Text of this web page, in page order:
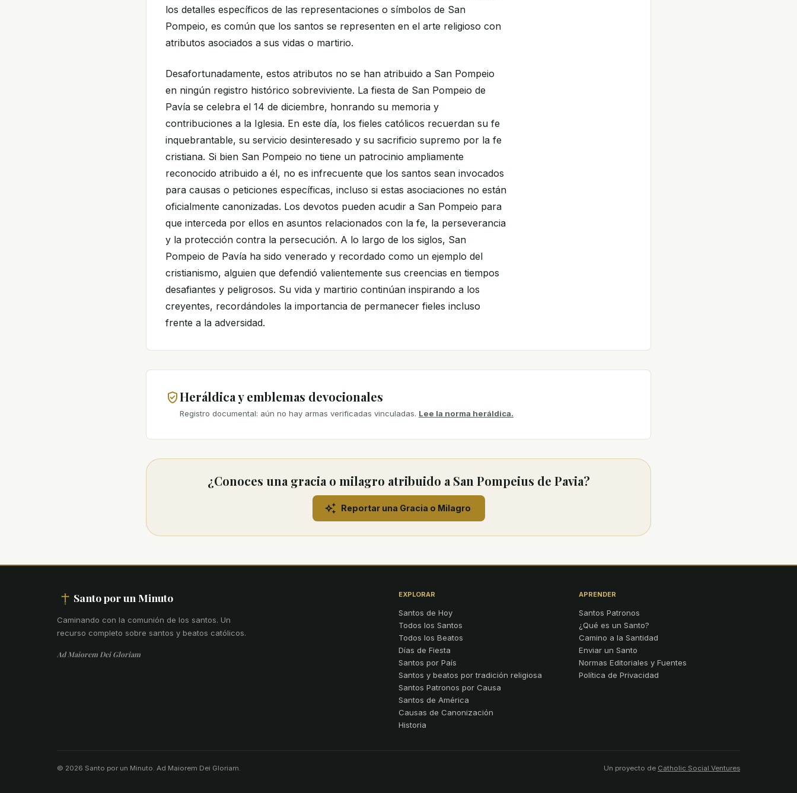
los detalles específicos de las representaciones o símbolos de San
Pompeio, es común que los santos se representen en el arte religioso con
atributos asociados a sus vidas o martirio.
Desafortunadamente, estos atributos no se han atribuido a San Pompeio
en ningún registro histórico sobreviviente. La fiesta de San Pompeio de
Pavía se celebra el 14 de diciembre, honrando su memoria y
contribuciones a la Iglesia. En este día, los fieles católicos recuerdan su fe
inquebrantable, su servicio desinteresado y su sacrificio supremo por la fe
cristiana. Si bien San Pompeio no tiene un patrocinio ampliamente
reconocido atribuido a él, no es infrecuente que los santos sean invocados
para causas o peticiones específicas, incluso si estas asociaciones no están
oficialmente canonizadas. Los devotos pueden acudir a San Pompeio para
que interceda por ellos en asuntos relacionados con la fe, la perseverancia
y la protección contra la persecución. A lo largo de los siglos, San
Pompeio de Pavía ha sido venerado y recordado como un ejemplo del
cristianismo, alguien que defendió valientemente sus creencias en tiempos
desafiantes y peligrosos. Su vida y martirio continúan inspirando a los
creyentes, recordándoles la importancia de permanecer fieles incluso
frente a la adversidad.
Heráldica y emblemas devocionales
Registro documental: aún no hay armas verificadas vinculadas. Lee la norma heráldica.
¿Conoces una gracia o milagro atribuido a San Pompeius de Pavia?
Reportar una Gracia o Milagro
Santo por un Minuto
Caminando con la comunión de los santos. Un
recurso completo sobre santos y beatos católicos.
Ad Maiorem Dei Gloriam
EXPLORAR
Santos de Hoy
Todos los Santos
Todos los Beatos
Días de Fiesta
Santos por País
Santos y beatos por tradición religiosa
Santos Patronos por Causa
Santos de América
Causas de Canonización
Historia
APRENDER
Santos Patronos
¿Qué es un Santo?
Camino a la Santidad
Enviar un Santo
Normas Editoriales y Fuentes
Política de Privacidad
© 2026 Santo por un Minuto. Ad Maiorem Dei Gloriam. Un proyecto de Catholic Social Ventures